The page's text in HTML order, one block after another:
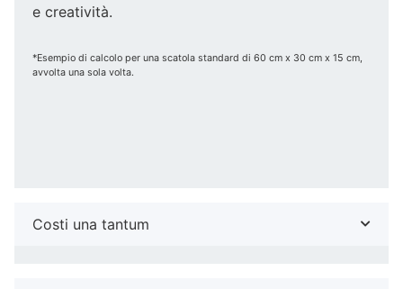
e creatività.
*Esempio di calcolo per una scatola standard di 60 cm x 30 cm x 15 cm,
avvolta una sola volta.
Costi una tantum